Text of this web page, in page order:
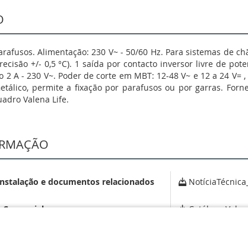
Alimentação: 230 V~ - 50/60 Hz. Para sistemas de
+/- 0,5 °C). 1 saída por contacto inversor livre de
A - 230 V~. Poder de corte em MBT: 12-48 V~ e 12 a 24
permite a fixação por parafusos ou por garras.
Valena Life.
e documentos relacionados
Comercial Catálogo